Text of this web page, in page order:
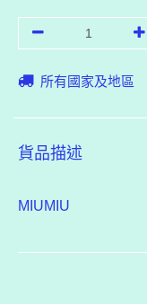
所有國家及地區
貨品描述
MIUMIU